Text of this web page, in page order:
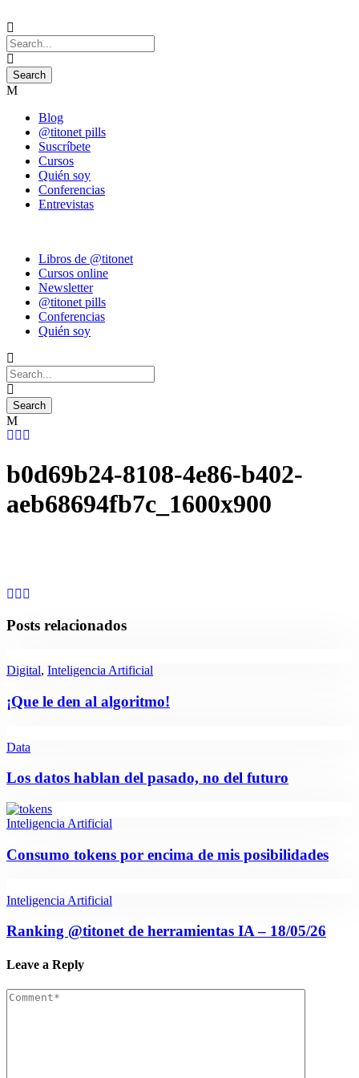
Blog
@titonet pills
Suscríbete
Cursos
Quién soy
Conferencias
Entrevistas
Libros de @titonet
Cursos online
Newsletter
@titonet pills
Conferencias
Quién soy
b0d69b24-8108-4e86-b402-
aeb68694fb7c_1600x900
Posts relacionados
Digital, Inteligencia Artificial
¡Que le den al algoritmo!
Data
Los datos hablan del pasado, no del futuro
Inteligencia Artificial
Consumo tokens por encima de mis posibilidades
Inteligencia Artificial
Ranking @titonet de herramientas IA – 18/05/26
Leave a Reply